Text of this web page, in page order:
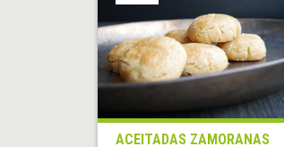
ACEITADAS ZAMORANAS